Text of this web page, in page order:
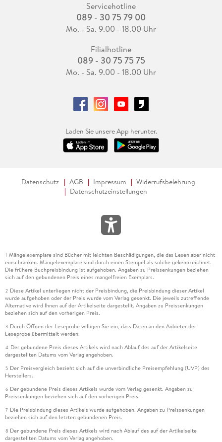
Servicehotline
089 - 30 75 79 00
Mo. - Sa. 9.00 - 18.00 Uhr
Filialhotline
089 - 30 75 75 75
Mo. - Sa. 9.00 - 18.00 Uhr
Laden Sie unsere App herunter.
Datenschutz AGB Impressum
Widerrufsbelehrung
Datenschutzeinstellungen
1 Mängelexemplare sind Bücher mit leichten Beschädigungen, die das Lesen aber nicht
einschränken. Mängelexemplare sind durch einen Stempel als solche gekennzeichnet.
Die frühere Buchpreisbindung ist aufgehoben. Angaben zu Preissenkungen beziehen
sich auf den gebundenen Preis eines mangelfreien Exemplars.
2 Diese Artikel unterliegen nicht der Preisbindung, die Preisbindung dieser Artikel
wurde aufgehoben oder der Preis wurde vom Verlag gesenkt. Die jeweils zutreffende
Alternative wird Ihnen auf der Artikelseite dargestellt. Angaben zu Preissenkungen
beziehen sich auf den vorherigen Preis.
3 Durch Öffnen der Leseprobe willigen Sie ein, dass Daten an den Anbieter der
Leseprobe übermittelt werden.
4 Der gebundene Preis dieses Artikels wird nach Ablauf des auf der Artikelseite
dargestellten Datums vom Verlag angehoben.
5 Der Preisvergleich bezieht sich auf die unverbindliche Preisempfehlung (UVP) des
Herstellers.
6 Der gebundene Preis dieses Artikels wurde vom Verlag gesenkt. Angaben zu
Preissenkungen beziehen sich auf den vorherigen Preis.
7 Die Preisbindung dieses Artikels wurde aufgehoben. Angaben zu Preissenkungen
beziehen sich auf den letzten gebundenen Preis.
8 Der gebundene Preis dieses Artikels wird nach Ablauf des auf der Artikelseite
dargestellten Datums vom Verlag angehoben.